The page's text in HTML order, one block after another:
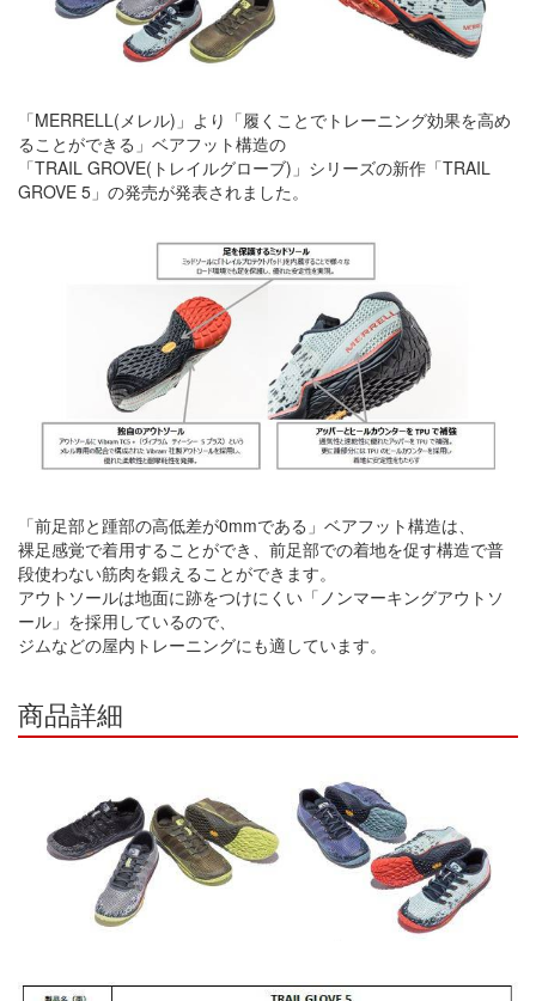
「MERRELL(メレル)」より「履くことでトレーニング効果を高め
ることができる」ベアフット構造の
「TRAIL GROVE(トレイルグローブ)」シリーズの新作「TRAIL
GROVE 5」の発売が発表されました。
「前足部と踵部の高低差が0mmである」ベアフット構造は、
裸足感覚で着用することができ、前足部での着地を促す構造で普
段使わない筋肉を鍛えることができます。
アウトソールは地面に跡をつけにくい「ノンマーキングアウトソ
ール」を採用しているので、
ジムなどの屋内トレーニングにも適しています。
商品詳細